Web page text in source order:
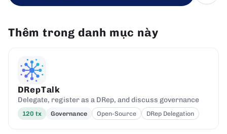
Thêm trong danh mục này
DRepTalk
Delegate, register as a DRep, and discuss governance
120 tx Governance Open-Source DRep Delegation